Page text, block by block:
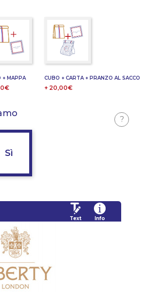
+ MAPPA CUBO + CARTA + PRANZO AL SACCO
+ 20,00€
?
Sì
Text Info